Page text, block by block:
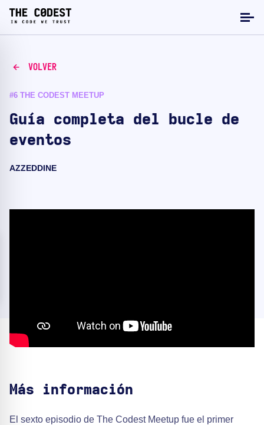
VOLVER
#6 THE CODEST MEETUP
Guía completa del bucle de
eventos
AZZEDDINE
Más información
El sexto episodio de The Codest Meetup fue el primer